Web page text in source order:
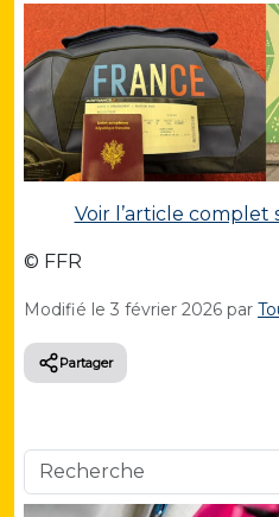
Voir l’article complet
© FFR
Modifié le 3 février 2026 par
Partager